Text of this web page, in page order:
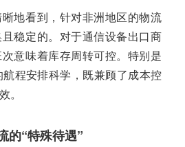
地看到，针对非洲地区的物流
稳定的。对于通信设备出口商
意味着库存周转可控。特别是
程安排科学，既兼顾了成本控
。
的“特殊待遇”